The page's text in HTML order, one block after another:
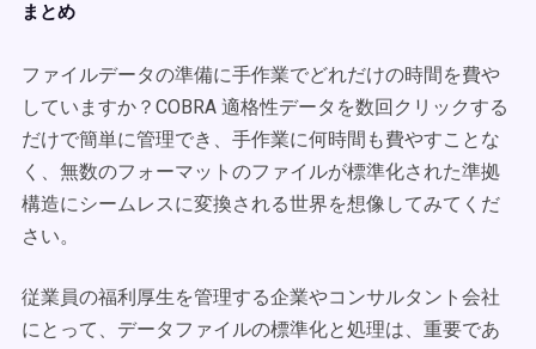
まとめ
ファイルデータの準備に手作業でどれだけの時間を費や
していますか？COBRA 適格性データを数回クリックする
だけで簡単に管理でき、手作業に何時間も費やすことな
く、無数のフォーマットのファイルが標準化された準拠
構造にシームレスに変換される世界を想像してみてくだ
さい。
従業員の福利厚生を管理する企業やコンサルタント会社
にとって、データファイルの標準化と処理は、重要であ